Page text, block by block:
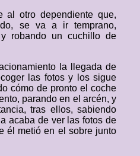
otro dependiente que,
se va a ir temprano,
robando un cuchillo de
la llegada de
las fotos y los sigue
cómo de pronto el coche
parando en el arcén, y
tras ellos, sabiendo
acaba de ver las fotos de
él metió en el sobre junto